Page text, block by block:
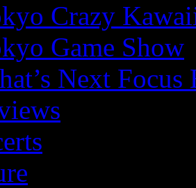
Crazy
Game Show
Next